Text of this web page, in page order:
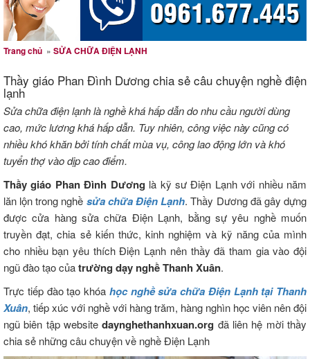
Trang chủ » SỬA CHỮA ĐIỆN LẠNH
Thầy giáo Phan Đình Dương chia sẻ câu chuyện nghề điện
lạnh
Sửa chữa điện lạnh là nghề khá hấp dẫn do nhu cầu người dùng
cao, mức lương khá hấp dẫn. Tuy nhiên, công việc này cũng có
nhiều khó khăn bởi tính chất mùa vụ, công lao động lớn và khó
tuyển thợ vào dịp cao điểm.
Thầy giáo Phan Đình Dương là kỹ sư Điện Lạnh với nhiều năm
lăn lộn trong nghề sửa chữa Điện Lạnh. Thầy Dương đã gây dựng
được cửa hàng sửa chữa Điện Lạnh, bằng sự yêu nghề muốn
truyền đạt, chia sẻ kiến thức, kinh nghiệm và kỹ năng của mình
cho nhiều bạn yêu thích Điện Lạnh nên thầy đã tham gia vào đội
ngũ đào tạo củatrường dạy nghề Thanh Xuân.
Trực tiếp đào tạo khóa học nghề sửa chữa Điện Lạnh tại Thanh
Xuân, tiếp xúc với nghề với hàng trăm, hàng nghìn học viên nên đội
ngũ biên tập websitedaynghethanhxuan.org đã liên hệ mời thầy
chia sẻ những câu chuyện về nghề Điện Lạnh